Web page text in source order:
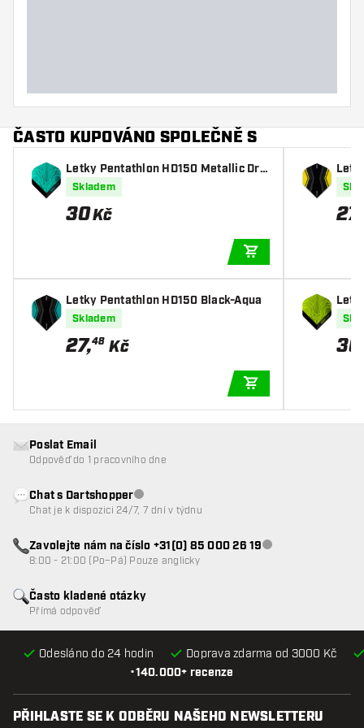
ČASTO KUPOVÁNO SPOLEČNĚ S
Letky Pentathlon HD150 Metallic Dra
gon Aqua
Skladem
30Kč
Letky Pentathlon HD150 Black-Aqua
Skladem
27,48 Kč
w
27
gon
30
•140.000+ recenze
Odesláno do 24 hodin Doprava zdarma od 3000 Kč
Často kladené otázky
Přímá odpověď
Poslat Email
Odpověď do 1 pracovního dne
Chat s DartshopperZákaznický servis nedostupný
Chat je k dispozici 24/7, 7 dní v týdnu
Zavolejte nám na číslo +31(0) 85 000 26 19Zákaznický servis
8:00 - 21:00 (Po–Pá) Pouze anglicky
PŘIHLASTE SE K ODBĚRU NAŠEHO NEWSLETTERU